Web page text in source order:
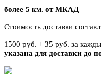
более 5 км. от МКАД
Стоимость доставки
1500 руб. + 35 руб. за
указана для доставки до